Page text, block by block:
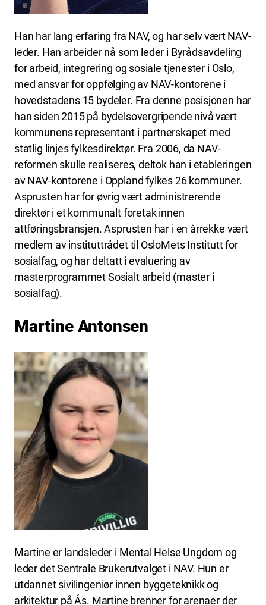
Han har lang erfaring fra NAV, og har selv vært NAV-
leder. Han arbeider nå som leder i Byrådsavdeling
for arbeid, integrering og sosiale tjenester i Oslo,
med ansvar for oppfølging av NAV-kontorene i
hovedstadens 15 bydeler. Fra denne posisjonen har
han siden 2015 på bydelsovergripende nivå vært
kommunens representant i partnerskapet med
statlig linjes fylkesdirektør. Fra 2006, da NAV-
reformen skulle realiseres, deltok han i etableringen
av NAV-kontorene i Oppland fylkes 26 kommuner.
Asprusten har for øvrig vært administrerende
direktør i et kommunalt foretak innen
attføringsbransjen. Asprusten har i en årrekke vært
medlem av instituttrådet til OsloMets Institutt for
sosialfag, og har deltatt i evaluering av
masterprogrammet Sosialt arbeid (master i
sosialfag).
Martine Antonsen
Martine er landsleder i Mental Helse Ungdom og
leder det Sentrale Brukerutvalget i NAV. Hun er
utdannet sivilingeniør innen byggeteknikk og
arkitektur på Ås. Martine brenner for arenaer der